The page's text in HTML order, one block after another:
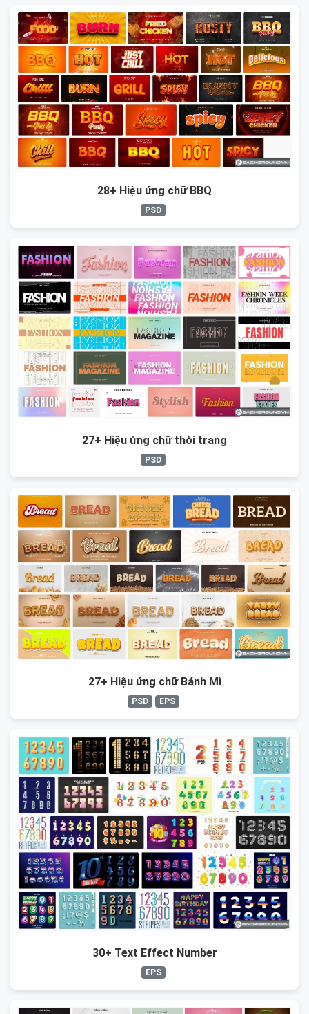
28+ Hiệu ứng chữ BBQ
PSD
27+ Hiệu ứng chữ thời trang
PSD
27+ Hiệu ứng chữ Bánh Mì
PSD EPS
30+ Text Effect Number
EPS